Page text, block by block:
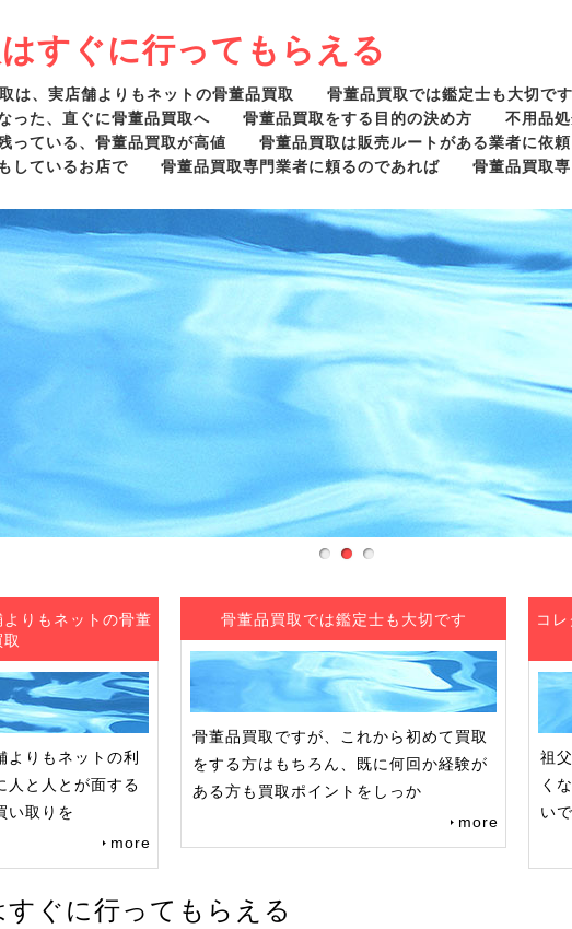
すぐに行ってもらえる
は、実店舗よりもネットの骨董品買取
骨董品買取では鑑定士も大切です
った、直ぐに骨董品買取へ
骨董品買取をする目的の決め方
不用品
っている、骨董品買取が高値
骨董品買取は販売ルートがある業者に依頼
しているお店で
骨董品買取専門業者に頼るのであれば 骨董品買取
りもネットの骨董
よりもネットの利
人と人とが面する
い取りを
more
骨董品買取では鑑定士も大切です
骨董品買取ですが、これから初めて買取
をする方はもちろん、既に何回か経験が
ある方も買取ポイントをしっか
more
コ
祖
く
い
ぐに行ってもらえる